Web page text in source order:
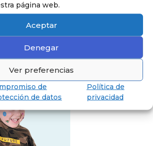
página web.
Aceptar
Denegar
Ver preferencias
de
de datos
Política de
privacidad
pedagogía
primaria
a aprender jugando,
y memorizando.